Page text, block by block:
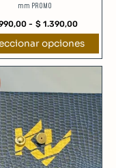
mm PROMO
- $1.390,00
opciones
página
de
producto